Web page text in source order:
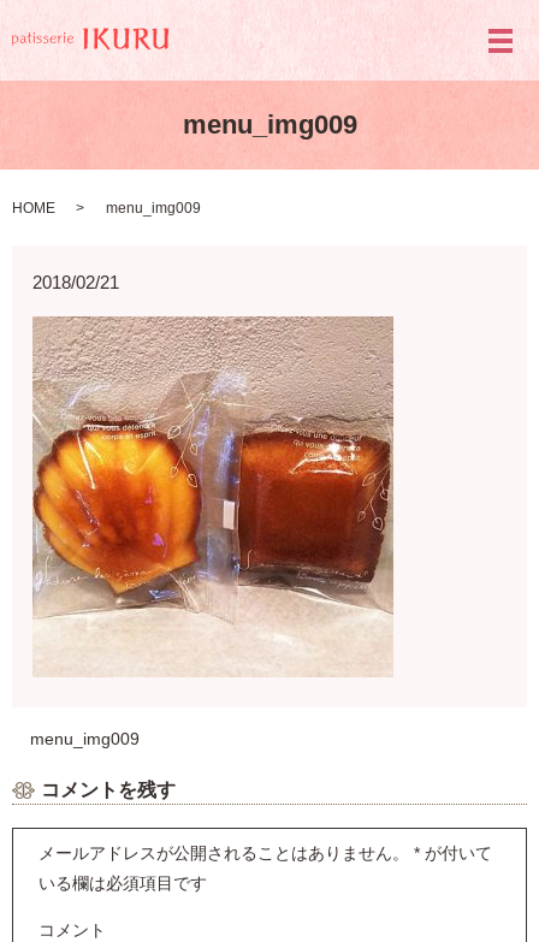
メ
menu_img009
HOME menu_img009
2018/02/21
menu_img009
コメントを残す
メールアドレスが公開されることはありません。 * が付いて
いる欄は必須項目です
コメント